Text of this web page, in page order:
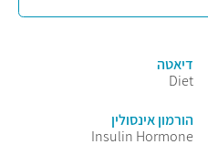
דיאטה
Diet
הורמון אינסולין
Insulin Hormone